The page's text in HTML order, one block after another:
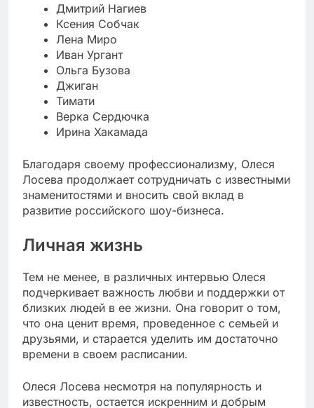
Дмитрий Нагиев
Ксения Собчак
Лена Миро
Иван Ургант
Ольга Бузова
Джиган
Тимати
Верка Сердючка
Ирина Хакамада
Благодаря своему профессионализму, Олеся
Лосева продолжает сотрудничать с известными
знаменитостями и вносить свой вклад в
развитие российского шоу-бизнеса.
Личная жизнь
Тем не менее, в различных интервью Олеся
подчеркивает важность любви и поддержки от
близких людей в ее жизни. Она говорит о том,
что она ценит время, проведенное с семьей и
друзьями, и старается уделить им достаточно
времени в своем расписании.
Олеся Лосева несмотря на популярность и
известность, остается искренним и добрым